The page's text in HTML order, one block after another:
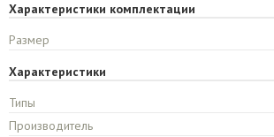
Характеристики комплектации
Размер
Характеристики
Типы
Производитель